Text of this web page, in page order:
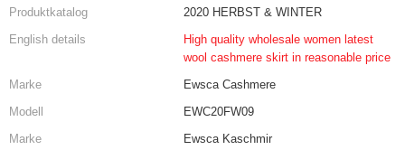
Produktkatalog
2020 HERBST & WINTER
English details
High quality wholesale women latest
wool cashmere skirt in reasonable price
Marke
Ewsca Cashmere
Modell
EWC20FW09
Marke
Ewsca Kaschmir